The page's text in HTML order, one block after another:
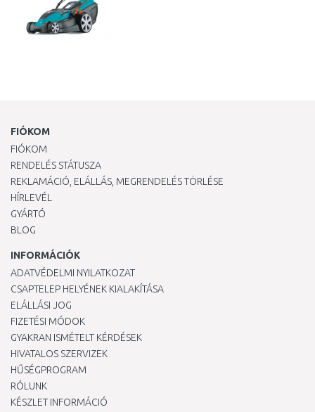
FIÓKOM
FIÓKOM
RENDELÉS STÁTUSZA
REKLAMÁCIÓ, ELÁLLÁS, MEGRENDELÉS TÖRLÉSE
HÍRLEVÉL
GYÁRTÓ
BLOG
INFORMÁCIÓK
ADATVÉDELMI NYILATKOZAT
CSAPTELEP HELYÉNEK KIALAKÍTÁSA
ELÁLLÁSI JOG
FIZETÉSI MÓDOK
GYAKRAN ISMÉTELT KÉRDÉSEK
HIVATALOS SZERVIZEK
HŰSÉGPROGRAM
RÓLUNK
KÉSZLET INFORMÁCIÓ